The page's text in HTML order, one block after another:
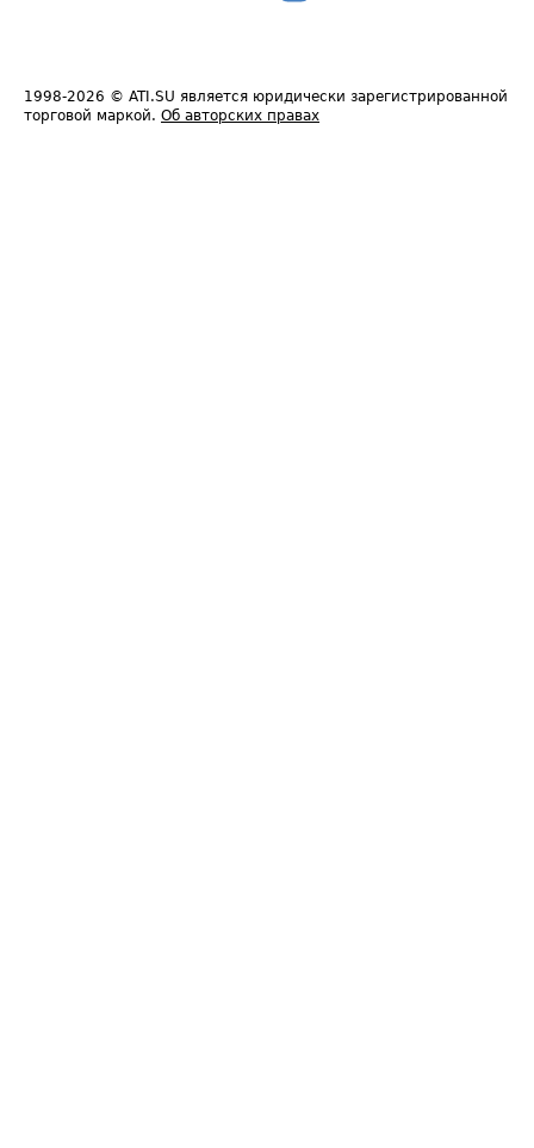
1998-2026 © ATI.SU является юридически зарегистрированной
торговой маркой. Об авторских правах